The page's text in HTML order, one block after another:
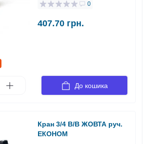
0
407.70 грн.
До кошика
Кран 3/4 В/В ЖОВТА руч.
ЕКОНОМ